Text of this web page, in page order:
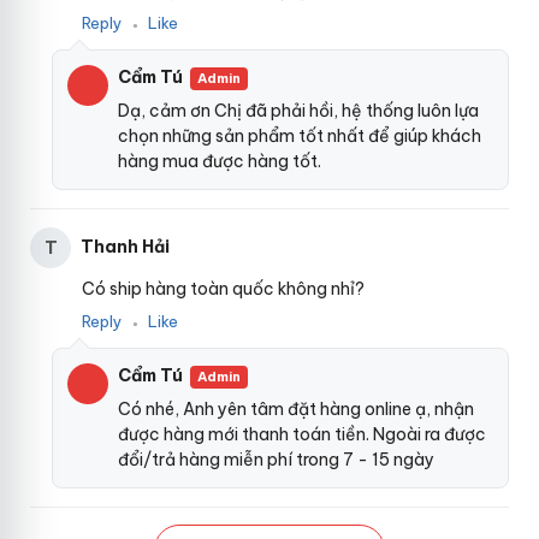
m
– Dùng thêm gel bôi trơn
Reply ● Like
Cẩm Tú Admin
Dạ, cảm ơn Chị đã phải hồi, hệ thống luôn lựa
chọn những sản phẩm tốt nhất để giúp khách
hàng mua được hàng tốt.
T
Thanh Hải
Có ship hàng toàn quốc không nhỉ?
Reply ● Like
Cẩm Tú Admin
Có nhé, Anh yên tâm đặt hàng online ạ, nhận
được hàng mới thanh toán tiền. Ngoài ra được
đổi/trả hàng miễn phí trong 7 - 15 ngày